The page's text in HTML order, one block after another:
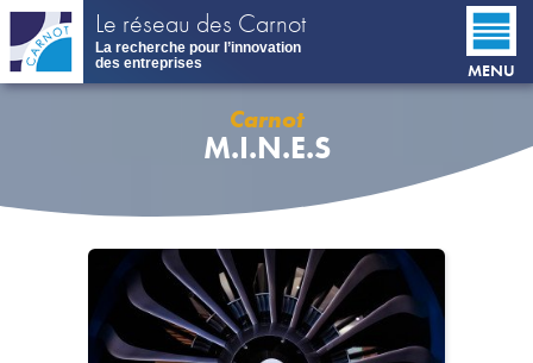
Aller
contenu
principal
Le réseau des Carnot
La recherche pour l’innovation
des entreprises
MENU
Carnot
M.I.N.E.S